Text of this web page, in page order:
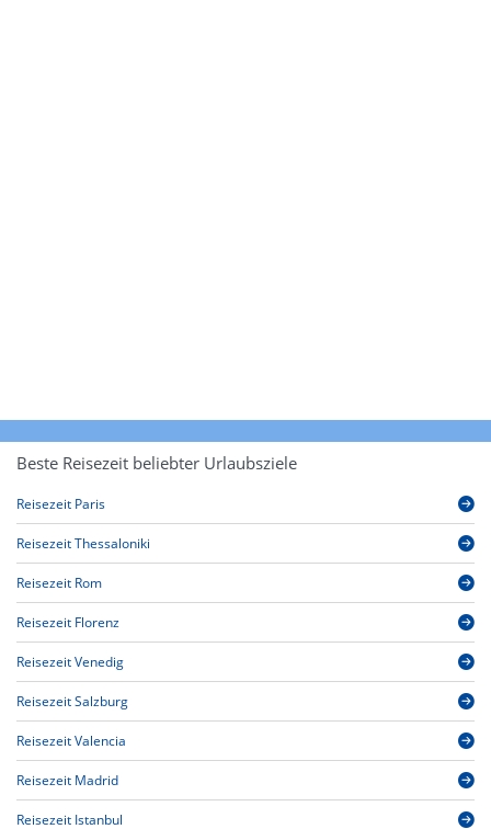
Beste Reisezeit beliebter Urlaubsziele
Reisezeit Paris
Reisezeit Thessaloniki
Reisezeit Rom
Reisezeit Florenz
Reisezeit Venedig
Reisezeit Salzburg
Reisezeit Valencia
Reisezeit Madrid
Reisezeit Istanbul